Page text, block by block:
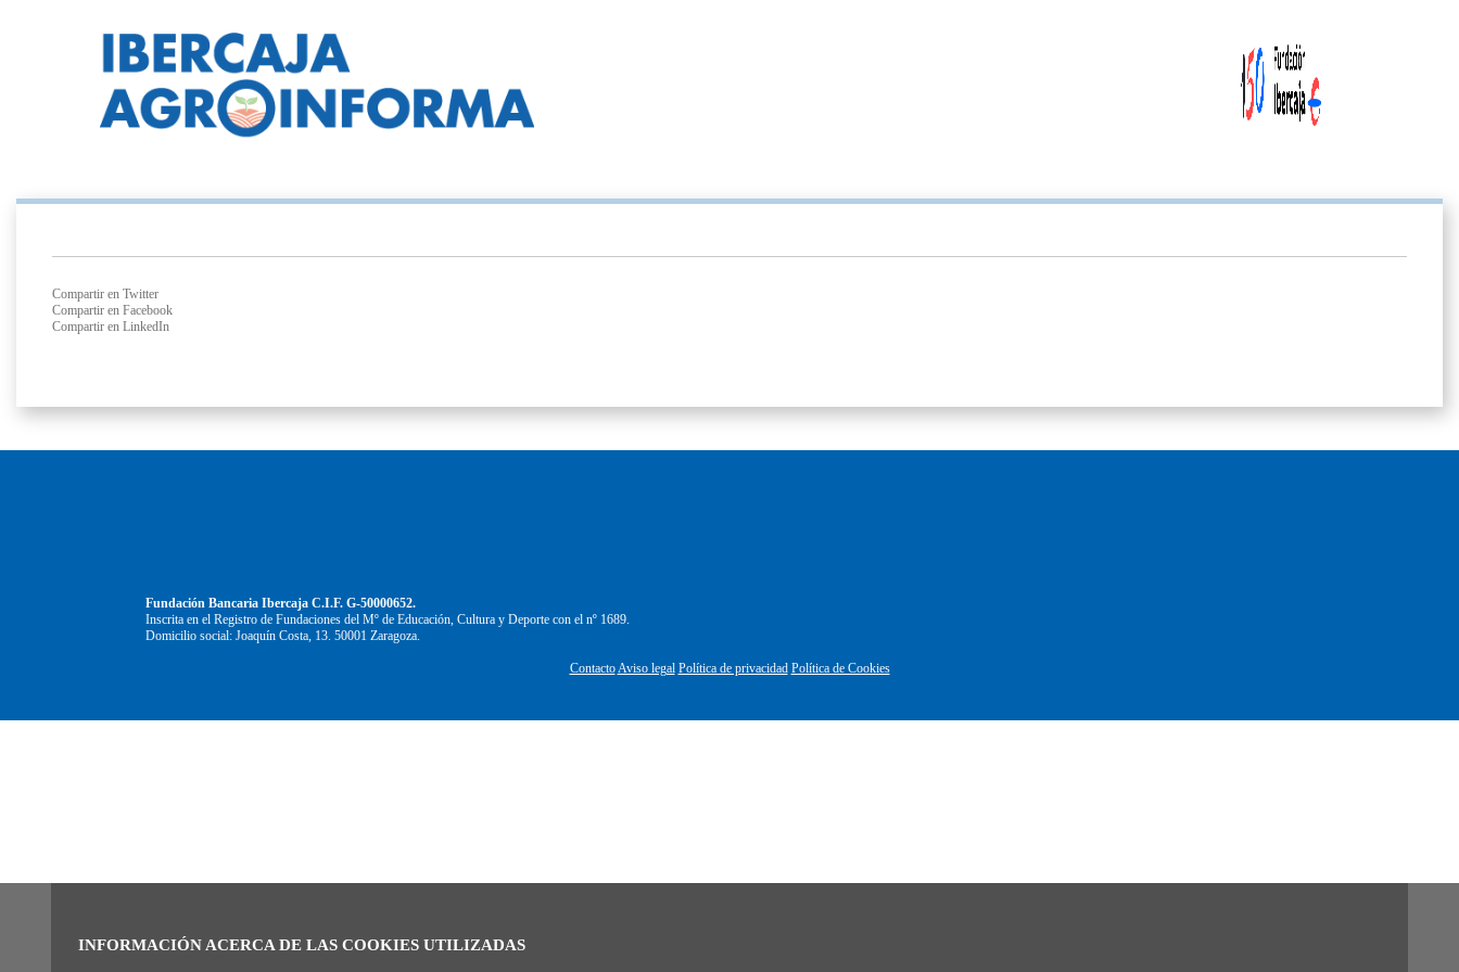
INFORMACIÓN ACERCA DE LAS COOKIES UTILIZADAS
Compartir en Twitter
Compartir en Facebook
Compartir en LinkedIn
Fundación Bancaria Ibercaja C.I.F. G-50000652.
Inscrita en el Registro de Fundaciones del Mº de Educación, Cultura y Deporte con el nº 1689.
Domicilio social: Joaquín Costa, 13. 50001 Zaragoza.
ContactoAviso legal Política de privacidad Política de Cookies